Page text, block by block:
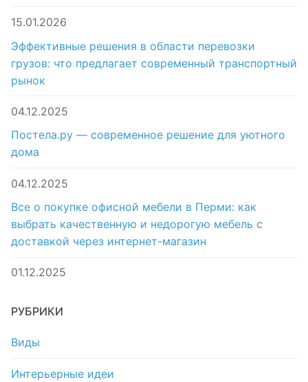
15.01.2026
Эффективные решения в области перевозки
грузов: что предлагает современный транспортный
рынок
04.12.2025
Постела.ру — современное решение для уютного
дома
04.12.2025
Все о покупке офисной мебели в Перми: как
выбрать качественную и недорогую мебель с
доставкой через интернет-магазин
01.12.2025
РУБРИКИ
Виды
Интерьерные идеи